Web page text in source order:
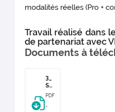
modalités réelles (Pro +
Travail réalisé dans
de partenariat avec
Documents à
3_
SO
ER
PDF
-